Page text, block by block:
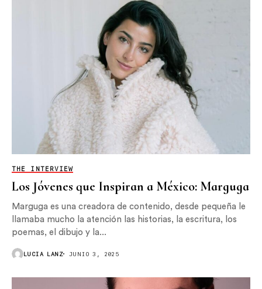
THE INTERVIEW
Los Jóvenes que Inspiran a México: Marguga
Marguga es una creadora de contenido, desde pequeña le
llamaba mucho la atención las historias, la escritura, los
poemas, el dibujo y la...
LUCIA LANZ JUNIO 3, 2025